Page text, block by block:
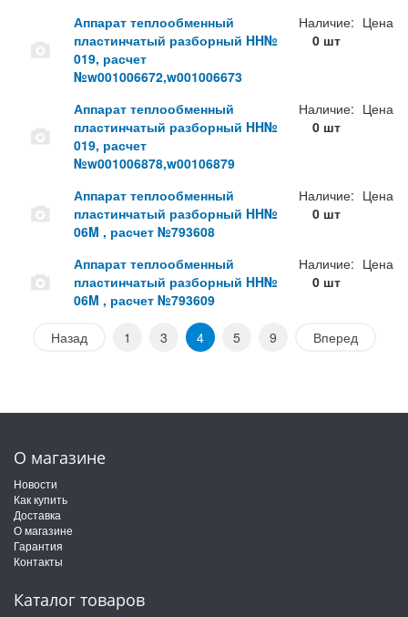
Аппарат теплообменный
пластинчатый разборный HH№
019, расчет
№w001006672,w001006673
Наличие:
0 шт
Цена
Аппарат теплообменный
пластинчатый разборный HH№
019, расчет
№w001006878,w00106879
Наличие:
0 шт
Цена
Аппарат теплообменный
пластинчатый разборный HH№
06M , расчет №793608
Наличие:
0 шт
Цена
Аппарат теплообменный
пластинчатый разборный HH№
06M , расчет №793609
Наличие:
0 шт
Цена
Назад 1 3 4 5 9 Вперед
О магазине
Новости
Как купить
Доставка
О магазине
Гарантия
Контакты
Каталог товаров